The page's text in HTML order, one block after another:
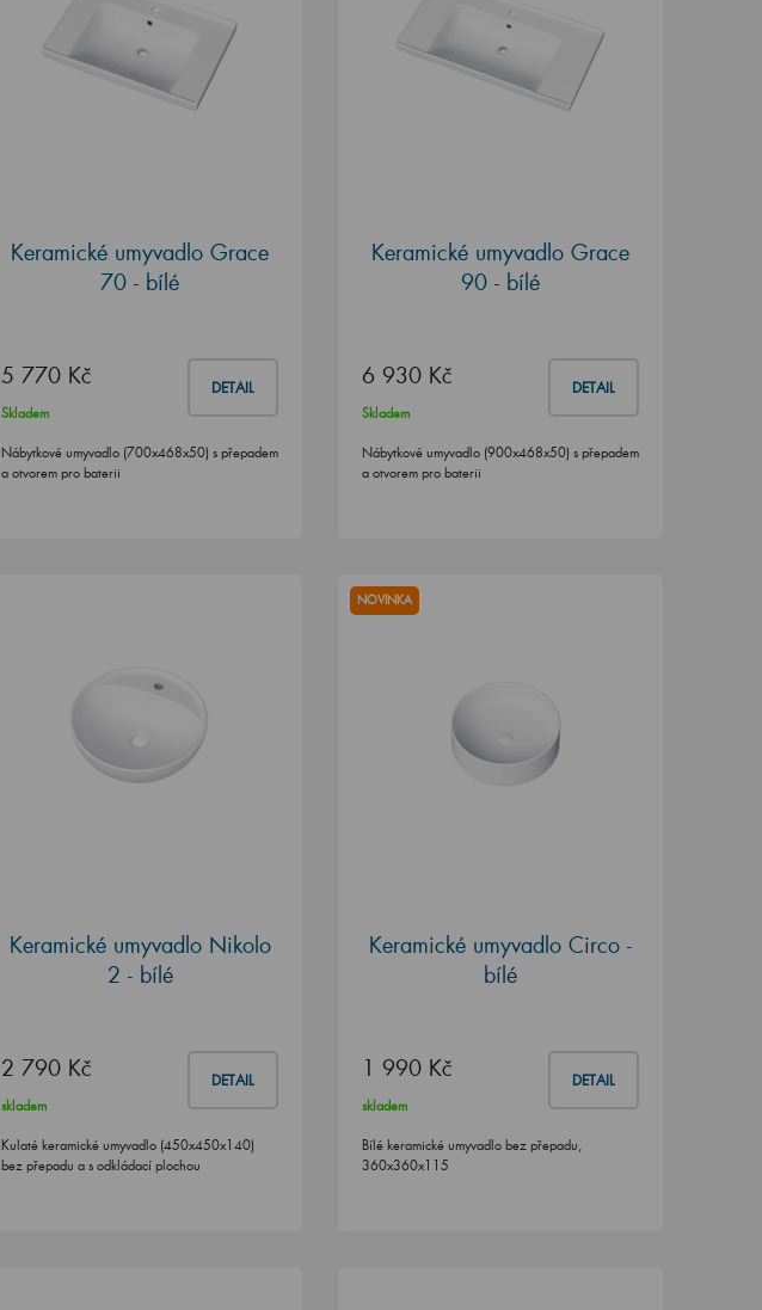
Keramické umyvadlo Grace
70 - bílé
5 770 Kč DETAIL
Skladem
Nábytkové umyvadlo (700x468x50) s přepadem
a otvorem pro baterii
Keramické umyvadlo Grace
90 - bílé
6 930 Kč DETAIL
Skladem
Nábytkové umyvadlo (900x468x50) s přepadem
a otvorem pro baterii
Keramické umyvadlo Nikolo
2 - bílé
2 790 Kč DETAIL
skladem
Kulaté keramické umyvadlo (450x450x140)
bez přepadu a s odkládací plochou
NOVINKA
Keramické umyvadlo Circo -
bílé
1 990 Kč DETAIL
skladem
Bílé keramické umyvadlo bez přepadu,
360x360x115